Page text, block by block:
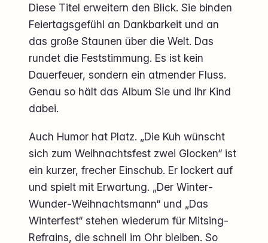
Diese Titel erweitern den Blick. Sie binden
Feiertagsgefühl an Dankbarkeit und an
das große Staunen über die Welt. Das
rundet die Feststimmung. Es ist kein
Dauerfeuer, sondern ein atmender Fluss.
Genau so hält das Album Sie und Ihr Kind
dabei.
Auch Humor hat Platz. „Die Kuh wünscht
sich zum Weihnachtsfest zwei Glocken“ ist
ein kurzer, frecher Einschub. Er lockert auf
und spielt mit Erwartung. „Der Winter‐
Wunder‐Weihnachtsmann“ und „Das
Winterfest“ stehen wiederum für Mitsing-
Refrains, die schnell im Ohr bleiben. So